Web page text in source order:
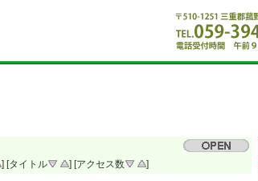
] [タイトル ] [アクセス数 ]